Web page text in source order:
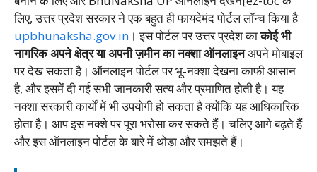
लिए, उत्तर प्रदेश सरकार ने एक बहुत ही फायदेमंद पोर्टल लॉन्च किया है
upbhunaksha.gov.in । इस पोर्टल पर उत्तर प्रदेश काकोई भी
नागरिक अपने क्षेत्र या अपनी ज़मीन का नक्शा ऑनलाइनअपने मोबाइल
पर देख सकता है। ऑनलाइन पोर्टल पर भू-नक्शा देखना काफी आसान
है, और इसमें दी गई सभी जानकारी सत्य और प्रमाणित होती है। यह
नक्शा सरकारी कार्यों में भी उपयोगी हो सकता है क्योंकि यह आधिकारिक
होता है। आप इस नक्शे पर पूरा भरोसा कर सकते हैं। चलिए आगे बढ़ते हैं
और इस ऑनलाइन पोर्टल के बारे में थोड़ा और समझते हैं।